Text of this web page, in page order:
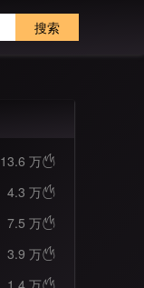
搜索
13.6 万
4.3 万
7.5 万
3.9 万
1.4 万